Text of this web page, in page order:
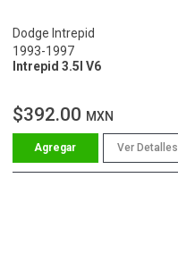
Dodge Intrepid
1993-1997
Intrepid 3.5l V6
$392.00 MXN
Ver Detalles